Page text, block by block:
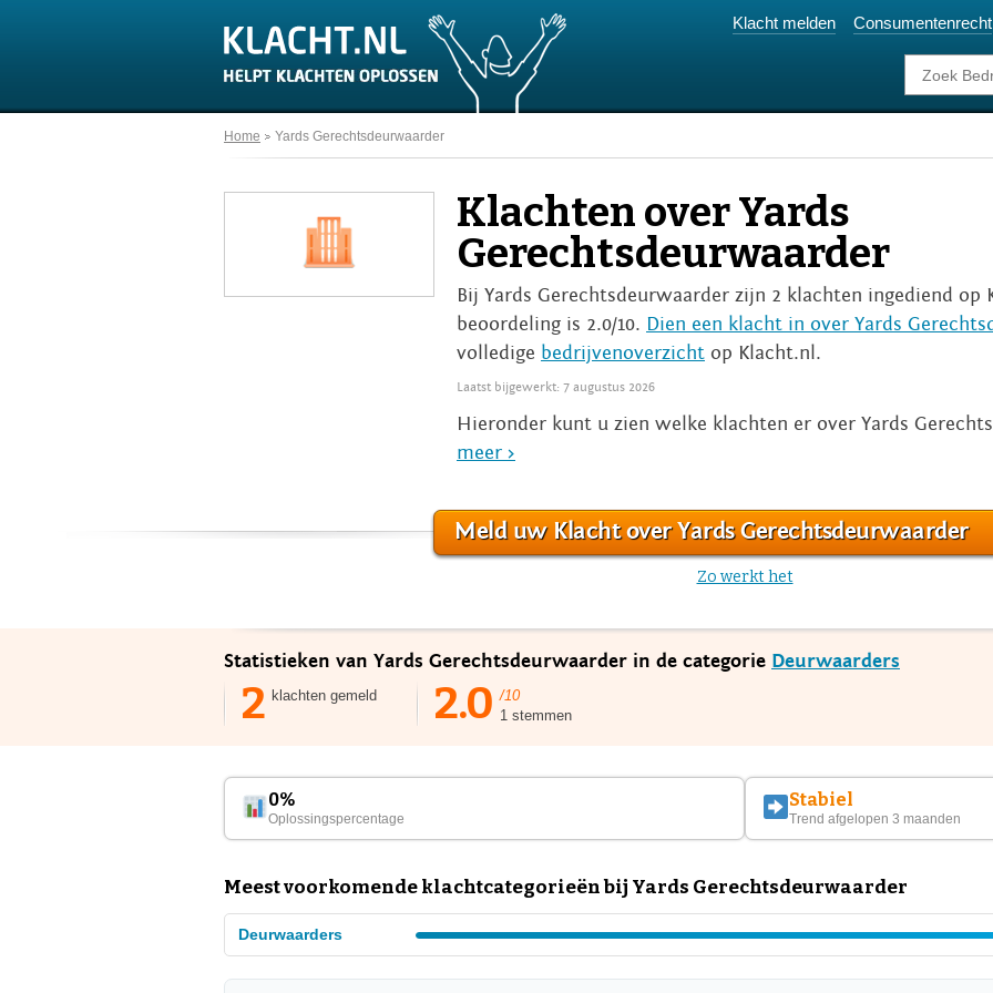
Klacht melden Consumentenrecht
Home Yards Gerechtsdeurwaarder
Klachten over Yards
Gerechtsdeurwaarder
Bij Yards Gerechtsdeurwaarder zijn 2 klachten ingediend op
beoordeling is 2.0/10. Dien een klacht in over Yards
volledige bedrijvenoverzicht op Klacht.nl.
Laatst bijgewerkt: 7 augustus 2026
Hieronder kunt u zien welke klachten er over Yards
meer >
Meld uw Klacht over Yards Gerechtsdeurwaarder
Zo werkt het
Statistieken van Yards Gerechtsdeurwaarder in de categorie Deurwaarders
2 klachten gemeld 2.0 /10
1 stemmen
0%
Oplossingspercentage
Stabiel
Trend afgelopen 3 maanden
Meest voorkomende klachtcategorieën bij Yards Gerechtsdeurwaarder
Deurwaarders